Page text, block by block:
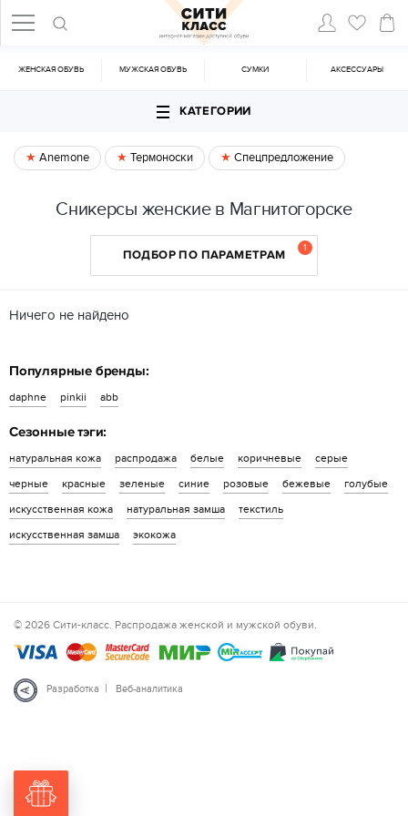
ЖЕНСКАЯ ОБУВЬ МУЖСКАЯ ОБУВЬ CУМКИ АКСЕССУАРЫ
КАТЕГОРИИ
Anemone Термоноски Спецпредложение
Сникерсы женские в Магнитогорске
ПОДБОР ПО ПАРАМЕТРАМ 1
Ничего не найдено
Популярные бренды:
daphne pinkii abb
Сезонные тэги:
натуральная кожа распродажа белые коричневые
серые
черные
красные зеленые синие розовые бежевые
голубые
искусственная кожа
натуральная замша
текстиль
искусственная замша
экокожа
© 2026 Сити-класс. Распродажа женской и мужской обуви.
Разработка | Веб-аналитика